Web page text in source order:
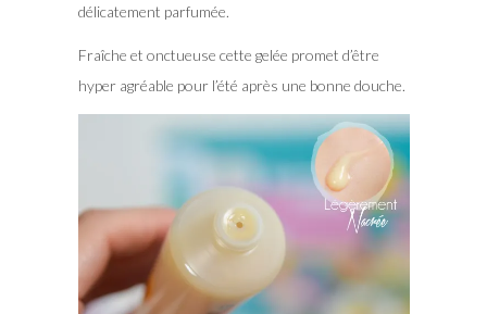
délicatement parfumée.
Fraîche et onctueuse cette gelée promet d’être
hyper agréable pour l’été après une bonne douche.